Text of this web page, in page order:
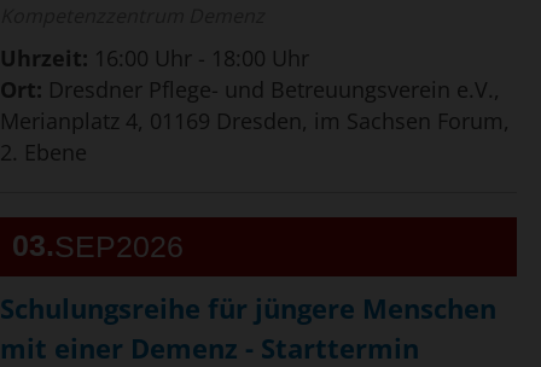
Uhrzeit: 16:00 Uhr - 18:00 Uhr
Ort: Dresdner Pflege- und Betreuungsverein e.V.,
Merianplatz 4, 01169 Dresden, im Sachsen Forum,
2. Ebene
03 SEP2026
Schulungsreihe für jüngere Menschen
mit einer Demenz - Starttermin